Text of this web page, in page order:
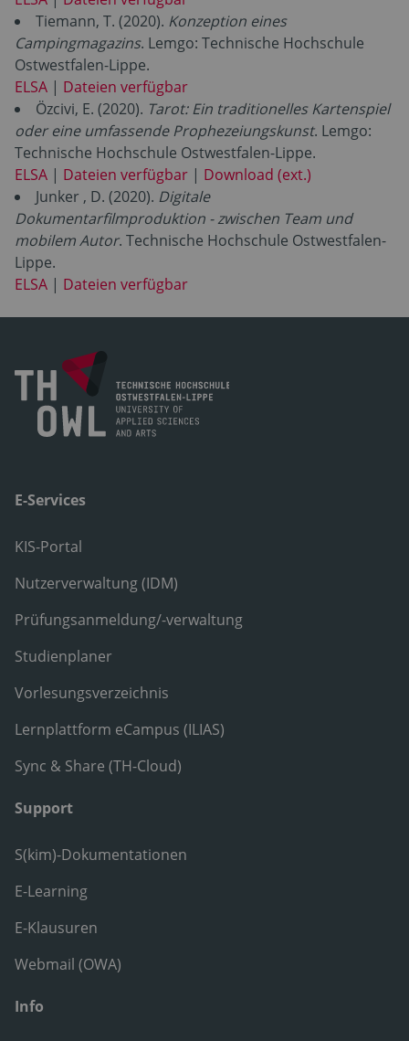
Tiemann, T. (2020). Konzeption eines
Campingmagazins. Lemgo: Technische Hochschule
Ostwestfalen-Lippe.
ELSA | Dateien verfügbar
Özcivi, E. (2020). Tarot: Ein traditionelles Kartenspiel
oder eine umfassende Prophezeiungskunst. Lemgo:
Technische Hochschule Ostwestfalen-Lippe.
ELSA | Dateien verfügbar | Download (ext.)
Junker , D. (2020). Digitale
Dokumentarfilmproduktion - zwischen Team und
mobilem Autor. Technische Hochschule Ostwestfalen-
Lippe.
ELSA | Dateien verfügbar
E-Services
KIS-Portal
Nutzerverwaltung (IDM)
Prüfungsanmeldung/-verwaltung
Studienplaner
Vorlesungsverzeichnis
Lernplattform eCampus (ILIAS)
Sync & Share (TH-Cloud)
Support
S(kim)-Dokumentationen
E-Learning
E-Klausuren
Webmail (OWA)
Info